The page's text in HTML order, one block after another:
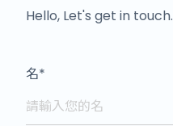
Hello, Let's get in touch.
名*